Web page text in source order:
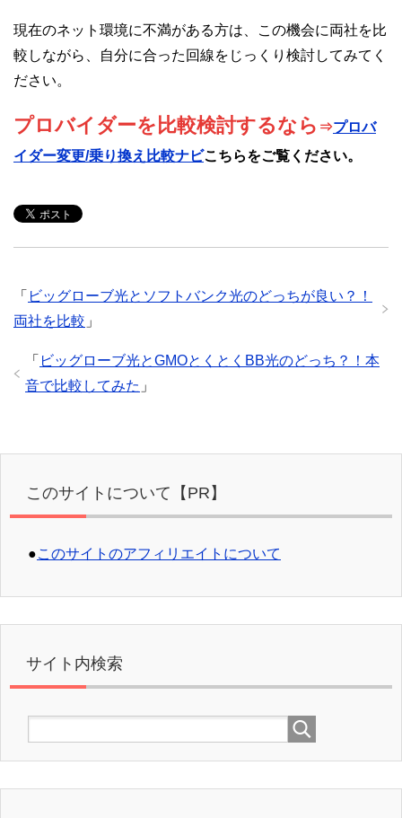
現在のネット環境に不満がある方は、この機会に両社を比
較しながら、自分に合った回線をじっくり検討してみてく
ださい。
プロバイダーを比較検討するなら ⇒プロバ
イダー変更/乗り換え比較ナビこちらをご覧ください。
「 ビッグローブ光とソフトバンク光のどっちが良い？！
両社を比較 」
「 ビッグローブ光とGMOとくとくBB光のどっち？！本
音で比較してみた 」
このサイトについて【PR】
●このサイトのアフィリエイトについて
サイト内検索